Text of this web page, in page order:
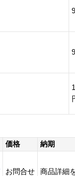
価格 納期
お問合せ 商品詳細